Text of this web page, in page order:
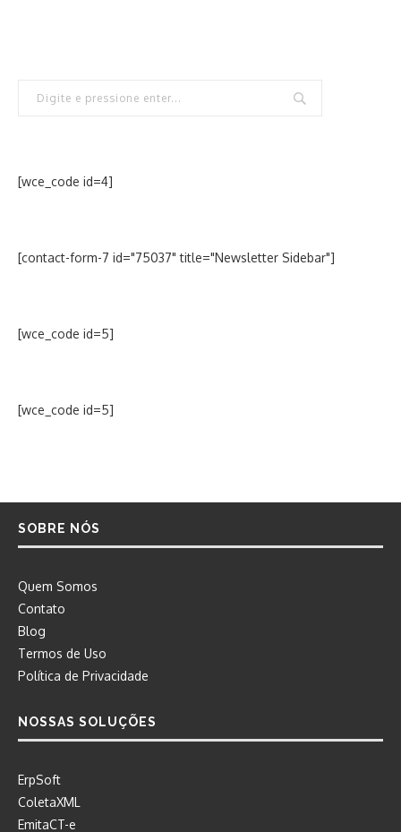
[wce_code id=4]
[contact-form-7 id="75037" title="Newsletter Sidebar"]
[wce_code id=5]
[wce_code id=5]
SOBRE NÓS
Quem Somos
Contato
Blog
Termos de Uso
Política de Privacidade
NOSSAS SOLUÇÕES
ErpSoft
ColetaXML
EmitaCT-e